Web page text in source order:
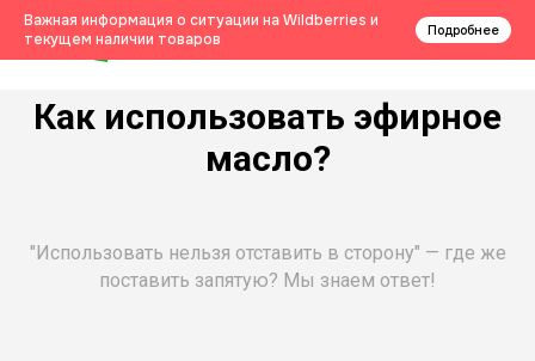
Важная информация о ситуации на Wildberries и
текущем наличии товаров
Подробнее
0
Как использовать эфирное
масло?
"Использовать нельзя отставить в сторону" — где же
поставить запятую? Мы знаем ответ!